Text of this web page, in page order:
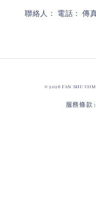
聯絡人： 電話： 傳
© 2026 FAN SHU
服務條款 |